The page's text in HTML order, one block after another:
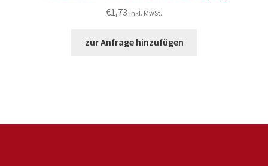
€1,73 inkl. MwSt.
zur Anfrage hinzufügen